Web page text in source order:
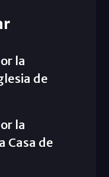
la
de
la
Casa de